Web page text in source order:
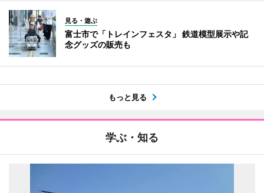
見る・遊ぶ
富士市で「トレインフェスタ」 鉄道模型展示や記
念グッズの販売も
もっと見る
学ぶ・知る